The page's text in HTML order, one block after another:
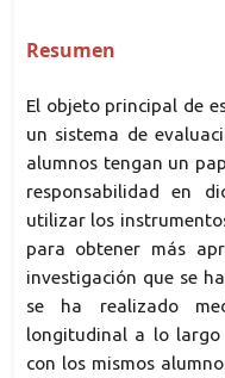
Resumen
El objeto principal de
un sistema de
alumnos tengan un
responsabilidad en
utilizar los
para obtener más
investigación que se
se ha realizado
longitudinal a lo largo
con los mismos